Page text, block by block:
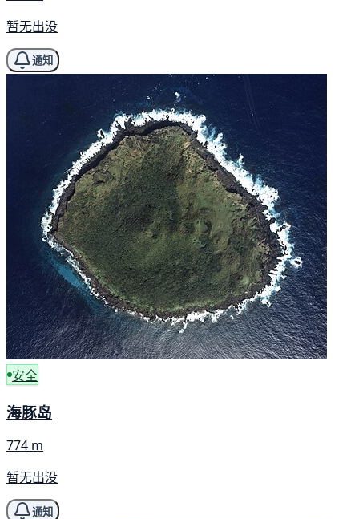
暂无出没
通知
安全
海豚岛
774 m
暂无出没
通知